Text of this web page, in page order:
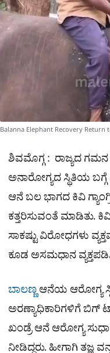
Balanna Elephant Recovery Return
ಶಿವಮೊಗ್ಗ : ರಾಜ್ಯದ
ಅನಾರೋಗ್ಯದ ಸ್ಥಿತಿಯ ಬಗ್ಗೆ
ಆನೆ ಬಲ ಭಾಗದ ಕಿವಿ
ಕತ್ತರಿಸುವಂತೆ ಮಾಡಿತು.
ಸಾಕಷ್ಟು ವಿರೋಧಗಳು
ಕೂಡ ಅಸಮಧಾನ
ಬಾಲಣ್ಣಆನೆಯ ಆರೋಗ್ಯ
ಅರಣ್ಯಾಧಿಕಾರಿಗಳಿಗೆ ಬಿಗ್
ಖಂಡ್ರೆ ಆನೆ ಆರೋಗ್ಯ